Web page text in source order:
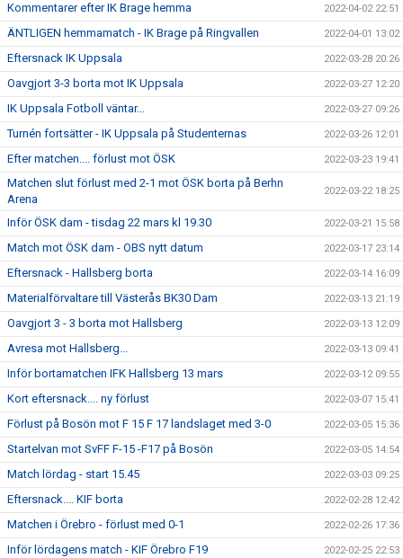
Kommentarer efter IK Brage hemma 2022-04-02 22:51
ÄNTLIGEN hemmamatch - IK Brage på Ringvallen 2022-04-01 13:02
Eftersnack IK Uppsala 2022-03-28 20:26
Oavgjort 3-3 borta mot IK Uppsala 2022-03-27 12:20
IK Uppsala Fotboll väntar... 2022-03-27 09:26
Turnén fortsätter - IK Uppsala på Studenternas 2022-03-26 12:01
Efter matchen.... förlust mot ÖSK 2022-03-23 19:41
Matchen slut förlust med 2-1 mot ÖSK borta på Berhn
Arena
2022-03-22 18:25
Inför ÖSK dam - tisdag 22 mars kl 19.30 2022-03-21 15:58
Match mot ÖSK dam - OBS nytt datum 2022-03-17 23:14
Eftersnack - Hallsberg borta 2022-03-14 16:09
Materialförvaltare till Västerås BK30 Dam 2022-03-13 21:19
Oavgjort 3 - 3 borta mot Hallsberg 2022-03-13 12:09
Avresa mot Hallsberg... 2022-03-13 09:41
Inför bortamatchen IFK Hallsberg 13 mars 2022-03-12 09:55
Kort eftersnack.... ny förlust 2022-03-07 15:41
Förlust på Bosön mot F 15 F 17 landslaget med 3-0 2022-03-05 15:36
Startelvan mot SvFF F-15 -F17 på Bosön 2022-03-05 14:54
Match lördag - start 15.45 2022-03-03 09:25
Eftersnack.... KIF borta 2022-02-28 12:42
Matchen i Örebro - förlust med 0-1 2022-02-26 17:36
Inför lördagens match - KIF Örebro F19 2022-02-25 22:53